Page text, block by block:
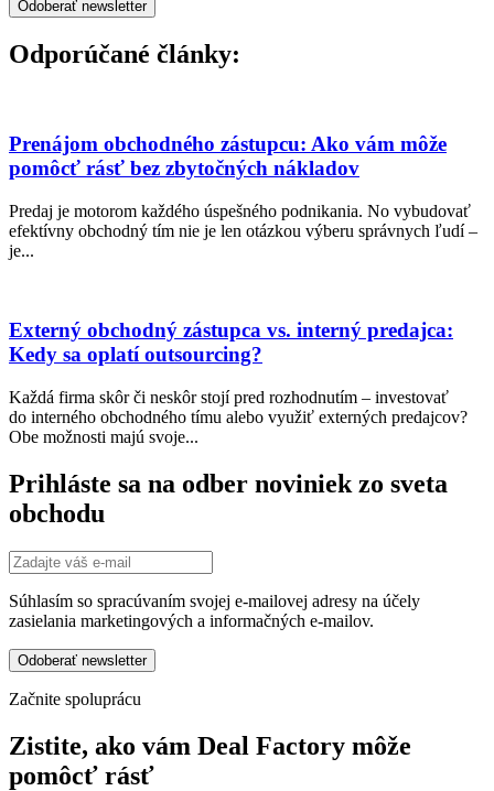
Odporúčané články:
Prenájom obchodného zástupcu: Ako vám môže
pomôcť rásť bez zbytočných nákladov
Predaj je motorom každého úspešného podnikania. No vybudovať
efektívny obchodný tím nie je len otázkou výberu správnych ľudí –
je...
Externý obchodný zástupca vs. interný predajca:
Kedy sa oplatí outsourcing?
Každá firma skôr či neskôr stojí pred rozhodnutím – investovať
do interného obchodného tímu alebo využiť externých predajcov?
Obe možnosti majú svoje...
Prihláste sa na odber noviniek zo sveta
obchodu
Súhlasím so spracúvaním svojej e-mailovej adresy na účely
zasielania marketingových a informačných e-mailov.
Začnite spoluprácu
Zistite, ako vám Deal Factory môže
pomôcť rásť